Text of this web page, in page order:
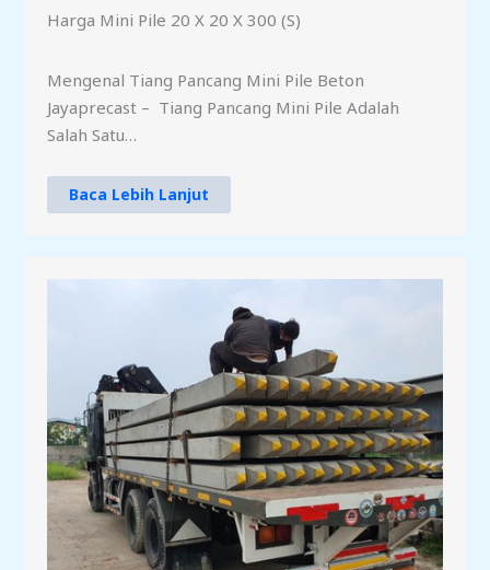
Harga Mini Pile 20 X 20 X 300 (S)
Mengenal Tiang Pancang Mini Pile Beton
Jayaprecast – Tiang Pancang Mini Pile Adalah
Salah Satu…
Baca Lebih Lanjut